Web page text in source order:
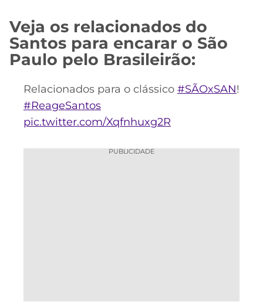
Veja os relacionados do
Santos para encarar o São
Paulo pelo Brasileirão:
Relacionados para o clássico #SÃOxSAN!
#ReageSantos
pic.twitter.com/Xqfnhuxg2R
PUBLICIDADE